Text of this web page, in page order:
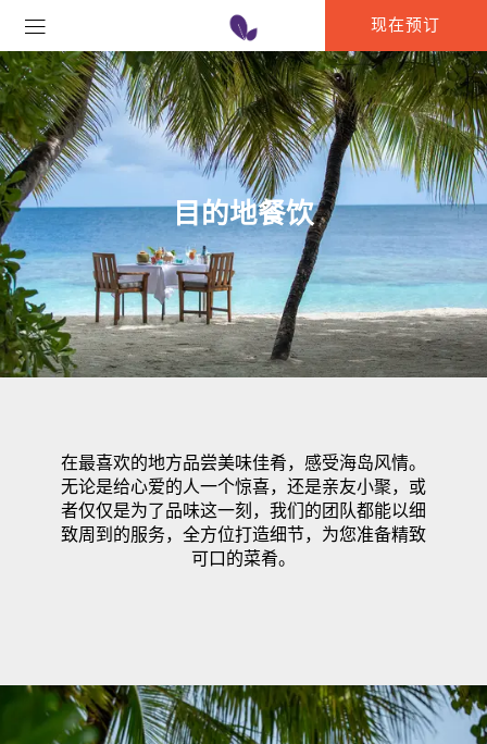
现在预订
目的地餐饮
在最喜欢的地方品尝美味佳肴，感受海岛风情。
无论是给心爱的人一个惊喜，还是亲友小聚，或
者仅仅是为了品味这一刻，我们的团队都能以细
致周到的服务，全方位打造细节，为您准备精致
可口的菜肴。